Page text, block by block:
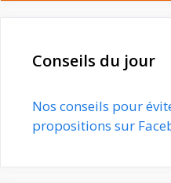
Conseils du jour
Nos conseils pour
propositions sur